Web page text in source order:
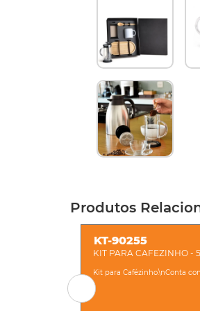
Produtos
KT-90255
KIT PARA CAFEZINHO -
Kit para Cafézinho.\nConta